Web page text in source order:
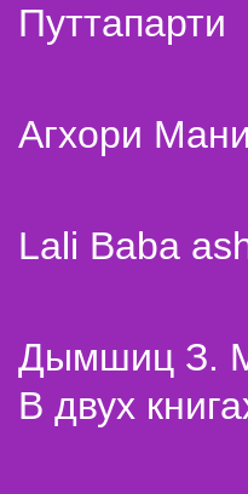
Путтапарти
Агхори
Lali Baba
Дымшиц З.
В двух